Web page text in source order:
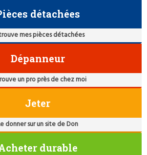
détachées
mes pièces détachées
Dépanneur
un pro près de chez moi
Jeter
donner sur un site de Don
durable